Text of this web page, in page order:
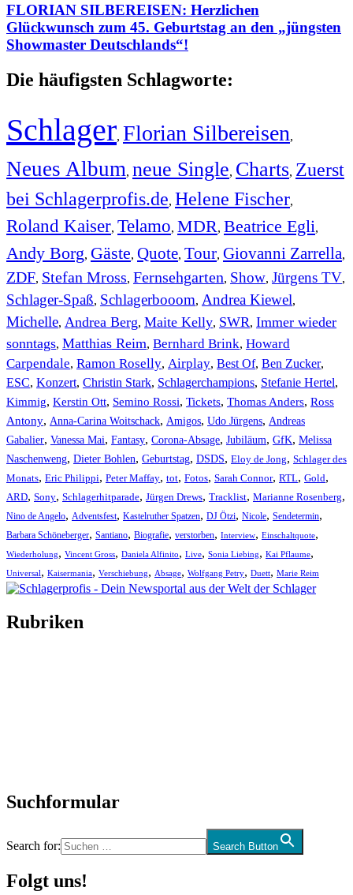
FLORIAN SILBEREISEN: Herzlichen
Glückwunsch zum 45. Geburtstag an den „jüngsten
Showmaster Deutschlands“!
Die häufigsten Schlagworte:
Schlager, Florian Silbereisen,
Neues Album, neue Single, Charts, Zuerst
bei Schlagerprofis.de, Helene Fischer,
Roland Kaiser, Telamo, MDR, Beatrice Egli,
Andy Borg, Gäste, Quote, Tour, Giovanni Zarrella,
ZDF, Stefan Mross, Fernsehgarten, Show, Jürgens TV,
Schlager-Spaß, Schlagerbooom, Andrea Kiewel,
Michelle, Andrea Berg, Maite Kelly, SWR, Immer wieder
sonntags, Matthias Reim, Bernhard Brink, Howard
Carpendale, Ramon Roselly, Airplay, Best Of, Ben Zucker,
ESC, Konzert, Christin Stark, Schlagerchampions, Stefanie Hertel,
Kimmig, Kerstin Ott, Semino Rossi, Tickets, Thomas Anders, Ross
Antony, Anna-Carina Woitschack, Amigos, Udo Jürgens, Andreas
Gabalier, Vanessa Mai, Fantasy, Corona-Absage, Jubiläum, GfK, Melissa
Naschenweng, Dieter Bohlen, Geburtstag, DSDS, Eloy de Jong, Schlager des
Monats, Eric Philippi, Peter Maffay, tot, Fotos, Sarah Connor, RTL, Gold,
ARD, Sony, Schlagerhitparade, Jürgen Drews, Tracklist, Marianne Rosenberg,
Nino de Angelo, Adventsfest, Kastelruther Spatzen, DJ Ötzi, Nicole, Sendetermin,
Barbara Schöneberger, Santiano, Biografie, verstorben, Interview, Einschaltquote,
Wiederholung, Vincent Gross, Daniela Alfinito, Live, Sonia Liebing, Kai Pflaume,
Universal, Kaisermania, Verschiebung, Absage, Wolfgang Petry, Duett, Marie Reim
Rubriken
Suchformular
Search for: Search Button
Folgt uns!